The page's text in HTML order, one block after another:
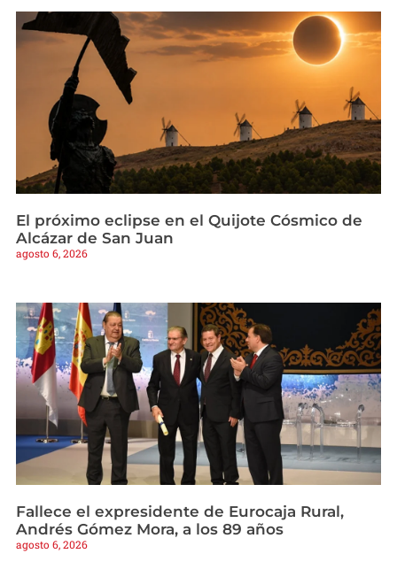
El próximo eclipse en el Quijote Cósmico de
Alcázar de San Juan
agosto 6, 2026
Fallece el expresidente de Eurocaja Rural,
Andrés Gómez Mora, a los 89 años
agosto 6, 2026